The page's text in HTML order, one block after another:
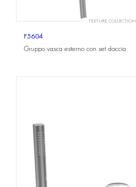
TEXTURE COLLECTION
F5604
Gruppo vasca esterno con set doccia